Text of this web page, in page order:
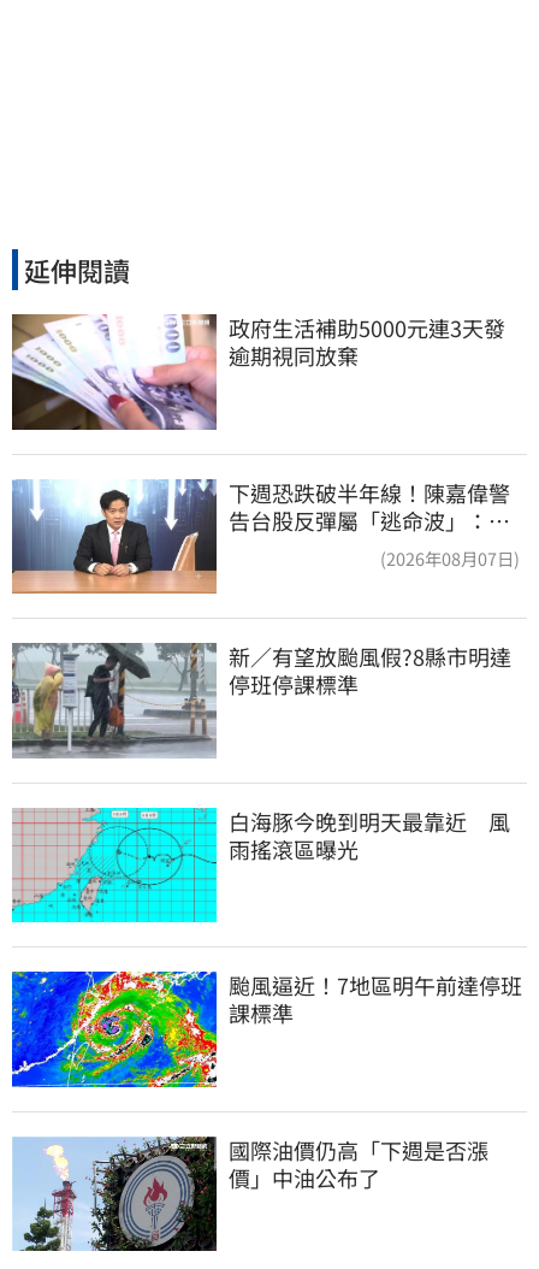
延伸閱讀
政府生活補助5000元連3天發
逾期視同放棄
下週恐跌破半年線！陳嘉偉警
告台股反彈屬「逃命波」：空
(2026年08月07日)
新／有望放颱風假?8縣市明達
停班停課標準
白海豚今晚到明天最靠近　風
雨搖滾區曝光
颱風逼近！7地區明午前達停班
課標準
國際油價仍高「下週是否漲
價」中油公布了